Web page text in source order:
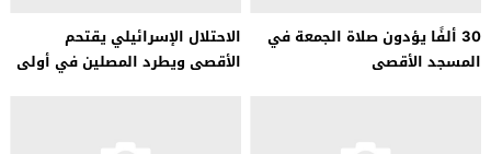
30 ألفًا يؤدون صلاة الجمعة في
المسجد الأقصى
الاحتلال الإسرائيلي يقتحم
الأقصى ويطرد المصلين في أولى